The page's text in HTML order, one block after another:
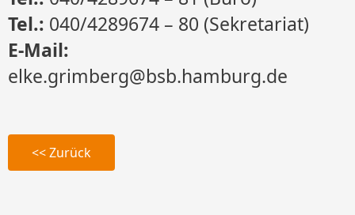
Tel.: 040/4289674 – 80 (Sekretariat)
E-Mail:
elke.grimberg@bsb.hamburg.de
<< Zurück